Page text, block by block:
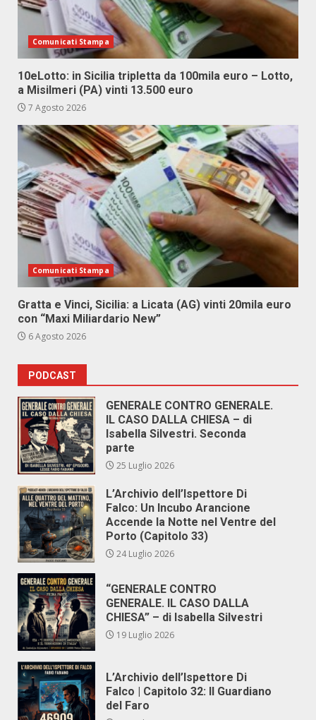
Comunicati Stampa
10eLotto: in Sicilia tripletta da 100mila euro – Lotto,
a Misilmeri (PA) vinti 13.500 euro
7 Agosto 2026
Comunicati Stampa
Gratta e Vinci, Sicilia: a Licata (AG) vinti 20mila euro
con “Maxi Miliardario New”
6 Agosto 2026
PODCAST
GENERALE CONTRO GENERALE.
IL CASO DALLA CHIESA – di
Isabella Silvestri. Seconda
parte
25 Luglio 2026
L’Archivio dell’Ispettore Di
Falco: Un Incubo Arancione
Accende la Notte nel Ventre del
Porto (Capitolo 33)
24 Luglio 2026
“GENERALE CONTRO
GENERALE. IL CASO DALLA
CHIESA” – di Isabella Silvestri
19 Luglio 2026
L’Archivio dell’Ispettore Di
Falco | Capitolo 32: Il Guardiano
del Faro